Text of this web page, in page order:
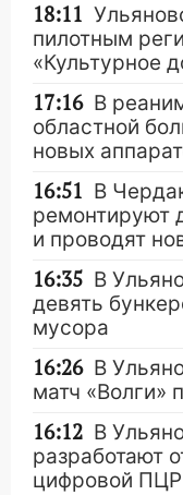
18:11
пилотным
«Культурное
17:16 В
областной
новых
16:51 В
ремонтируют
и проводят
16:35 В
девять
мусора
16:26 В
матч «Волги»
16:12 В
разработают
цифровой ПЦР